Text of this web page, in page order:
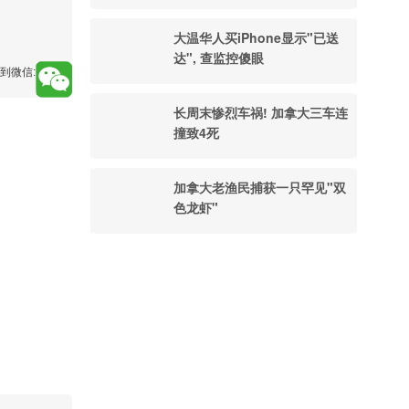
大温华人买iPhone显示"已送
达", 查监控傻眼
长周末惨烈车祸! 加拿大三车连
撞致4死
加拿大老渔民捕获一只罕见"双
色龙虾"
微信: